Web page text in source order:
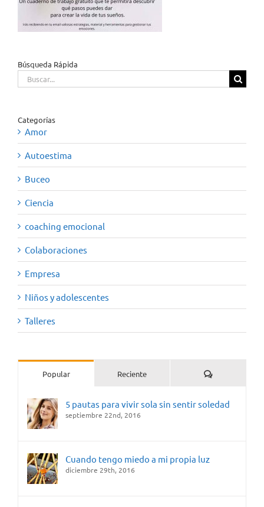
Búsqueda Rápida
Buscar:
Categorías
Amor
Autoestima
Buceo
Ciencia
coaching emocional
Colaboraciones
Empresa
Niños y adolescentes
Talleres
Popular Reciente Comentarios
5 pautas para vivir sola sin sentir soledad
septiembre 22nd, 2016
Cuando tengo miedo a mi propia luz
diciembre 29th, 2016